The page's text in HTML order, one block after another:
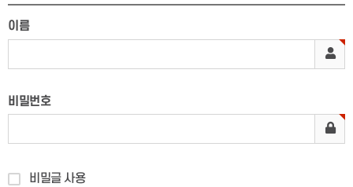
이름
비밀번호
비밀글 사용